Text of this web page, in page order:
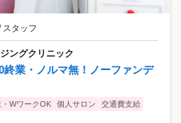
スタッフ
ングクリニック
終業・ノルマ無！ノーファンデ
WワークOK 個人サロン
交通費支給